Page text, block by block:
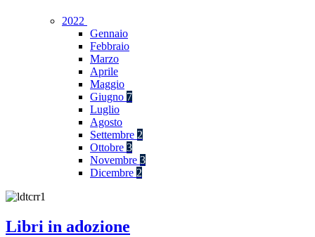
2022
Gennaio
Febbraio
Marzo
Aprile
Maggio
Giugno 7
Luglio
Agosto
Settembre 2
Ottobre 3
Novembre 3
Dicembre 2
Libri in adozione